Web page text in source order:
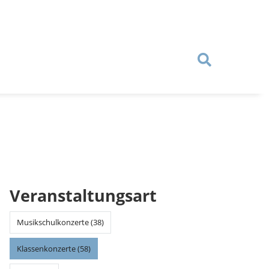
Veranstaltungsart
Musikschulkonzerte (38)
Klassenkonzerte (58)